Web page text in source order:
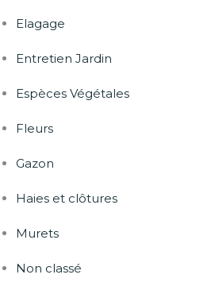
Elagage
Entretien Jardin
Espèces Végétales
Fleurs
Gazon
Haies et clôtures
Murets
Non classé